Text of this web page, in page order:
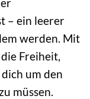
– ein leerer
werden. Mit
Freiheit,
um den
müssen.